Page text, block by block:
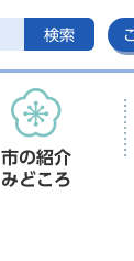
検索
市の紹介
みどころ